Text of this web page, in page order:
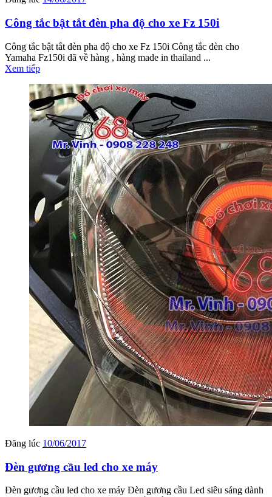
Công tắc bật tắt đèn pha độ cho xe Fz 150i
Công tắc bật tắt đèn pha độ cho xe Fz 150i Công tắc đèn cho
Yamaha Fz150i đã về hàng , hàng made in thailand ...
Xem tiếp
Đăng lúc 10/06/2017
Đèn gương cầu led cho xe máy
Đèn gương cầu led cho xe máy Đèn gương cầu Led siêu sáng dành